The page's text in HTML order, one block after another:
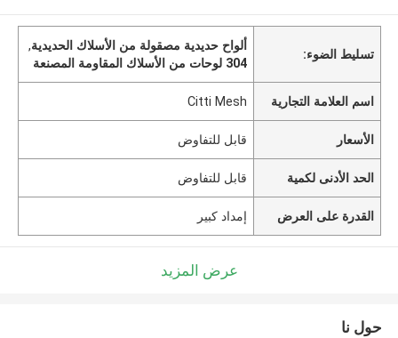
تسليط الضوء:
ألواح حديدية مصقولة من الأسلاك الحديدية,
304 لوحات من الأسلاك المقاومة المصنعة
اسم العلامة التجارية Citti Mesh
الأسعار قابل للتفاوض
الحد الأدنى لكمية قابل للتفاوض
القدرة على العرض إمداد كبير
عرض المزيد
حول نا